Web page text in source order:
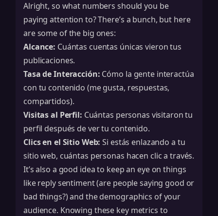
Alright, so what numbers should you be
paying attention to? There’s a bunch, but here
are some of the big ones:
Alcance: Cuántas cuentas únicas vieron tus
publicaciones.
Tasa de Interacción: Cómo la gente interactúa
con tu contenido (me gusta, respuestas,
compartidos).
Visitas al Perfil: Cuántas personas visitaron tu
perfil después de ver tu contenido.
Clics en el Sitio Web: Si estás enlazando a tu
sitio web, cuántas personas hacen clic a través.
It’s also a good idea to keep an eye on things
like reply sentiment (are people saying good or
bad things?) and the demographics of your
audience. Knowing these key metrics to